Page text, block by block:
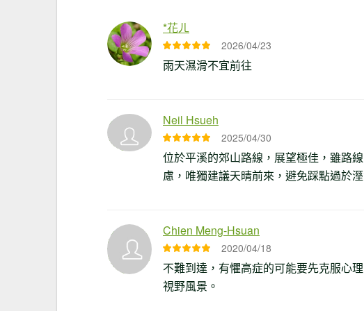
*花ㄦ
2026/04/23
雨天濕滑不宜前往
Neil Hsueh
2025/04/30
位於平溪的郊山路線，展望極佳，雖路
慮，唯獨建議天晴前來，避免踩點過於
Chien Meng-Hsuan
2020/04/18
不難到達，有懼高症的可能要先克服心
視野風景。